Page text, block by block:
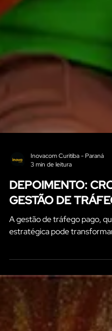
Inovacom Curitiba - Paraná
3 min de leitura
DEPOIMENTO:
GESTÃO DE
A gestão de tráfego pago,
estratégica pode